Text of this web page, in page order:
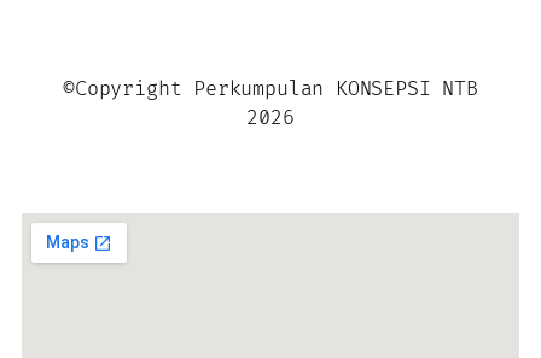
©Copyright Perkumpulan KONSEPSI NTB
2026